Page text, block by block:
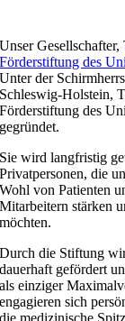
Unser
Förderstiftung des
Unter der
Schleswig-Holstein,
Förderstiftung des
gegründet.
Sie wird langfristig
Privatpersonen, die
Wohl von Patienten
Mitarbeitern stärken
möchten.
Durch die Stiftung
dauerhaft gefördert
als einziger
engagieren sich
die medizinische